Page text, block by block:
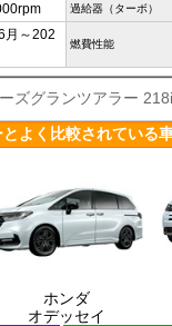
過給器（ターボ）
月～202
燃費性能
ズグランツアラー
よく比較されている
ホンダ
オデッセイ